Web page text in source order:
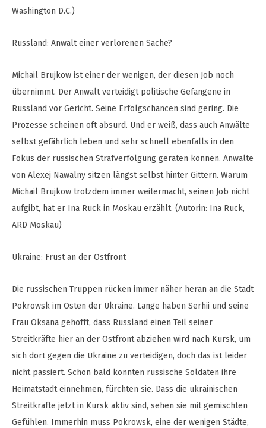
Washington D.C.)
Russland: Anwalt einer verlorenen Sache?
Michail Brujkow ist einer der wenigen, der diesen Job noch
übernimmt. Der Anwalt verteidigt politische Gefangene in
Russland vor Gericht. Seine Erfolgschancen sind gering. Die
Prozesse scheinen oft absurd. Und er weiß, dass auch Anwälte
selbst gefährlich leben und sehr schnell ebenfalls in den
Fokus der russischen Strafverfolgung geraten können. Anwälte
von Alexej Nawalny sitzen längst selbst hinter Gittern. Warum
Michail Brujkow trotzdem immer weitermacht, seinen Job nicht
aufgibt, hat er Ina Ruck in Moskau erzählt. (Autorin: Ina Ruck,
ARD Moskau)
Ukraine: Frust an der Ostfront
Die russischen Truppen rücken immer näher heran an die Stadt
Pokrowsk im Osten der Ukraine. Lange haben Serhii und seine
Frau Oksana gehofft, dass Russland einen Teil seiner
Streitkräfte hier an der Ostfront abziehen wird nach Kursk, um
sich dort gegen die Ukraine zu verteidigen, doch das ist leider
nicht passiert. Schon bald könnten russische Soldaten ihre
Heimatstadt einnehmen, fürchten sie. Dass die ukrainischen
Streitkräfte jetzt in Kursk aktiv sind, sehen sie mit gemischten
Gefühlen. Immerhin muss Pokrowsk, eine der wenigen Städte,